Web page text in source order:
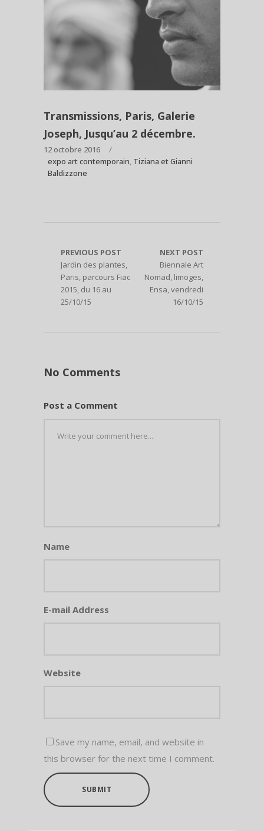
Transmissions, Paris, Galerie
Joseph, Jusqu’au 2 décembre.
12 octobre 2016
expo art contemporain, Tiziana et Gianni
Baldizzone
PREVIOUS POST
Jardin des plantes,
Paris, parcours Fiac
2015, du 16 au
25/10/15
NEXT POST
Biennale Art
Nomad, limoges,
Ensa, vendredi
16/10/15
No Comments
Post a Comment
Name
E-mail Address
Website
Save my name, email, and website in
this browser for the next time I comment.
SUBMIT